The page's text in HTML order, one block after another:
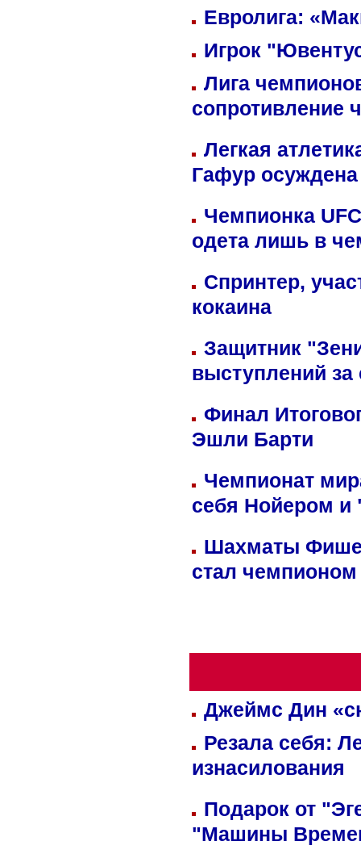
Евролига:
Игрок
Лига
сопротивление
Легкая
Гафур осуждена
Чемпионка
одета лишь в
Спринтер,
кокаина
Защитник
выступлений
Финал
Эшли Барти
Чемпионат
себя Нойером и
Шахматы
стал
Джеймс Дин
Резала себя:
изнасилования
Подарок от
"Машины